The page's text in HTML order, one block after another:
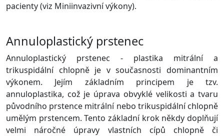
pacienty (viz Miniinvazivní výkony).
Annuloplastický prstenec
Annuloplastický prstenec - plastika mitrální a
trikuspidální chlopně je v současnosti dominantním
výkonem. Jejím základním principem je tzv.
annuloplastika, což je úprava obvyklé velikosti a tvaru
původního prstence mitrální nebo trikuspidální chlopně
umělým prstencem. Tento základní krok někdy doplňují
velmi náročné úpravy vlastních cípů chlopně či